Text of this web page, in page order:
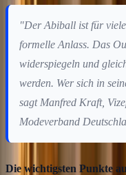
"Der Abiball ist für
formelle Anlass. Das
widerspiegeln und
werden. Wer sich in
sagt Manfred Kraft,
Modeverband
Die wichtigsten Punkte